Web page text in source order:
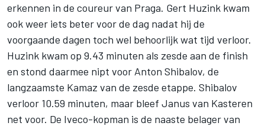
erkennen in de coureur van Praga. Gert Huzink kwam
ook weer iets beter voor de dag nadat hij de
voorgaande dagen toch wel behoorlijk wat tijd verloor.
Huzink kwam op 9.43 minuten als zesde aan de finish
en stond daarmee nipt voor Anton Shibalov, de
langzaamste Kamaz van de zesde etappe. Shibalov
verloor 10.59 minuten, maar bleef Janus van Kasteren
net voor. De Iveco-kopman is de naaste belager van